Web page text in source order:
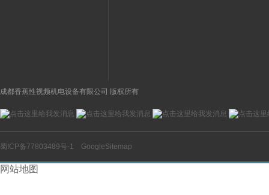
成都香蕉性视频机电设备有限公司 版权所有
蜀ICP备77803489号-1 GoogleSitemap
网站地图